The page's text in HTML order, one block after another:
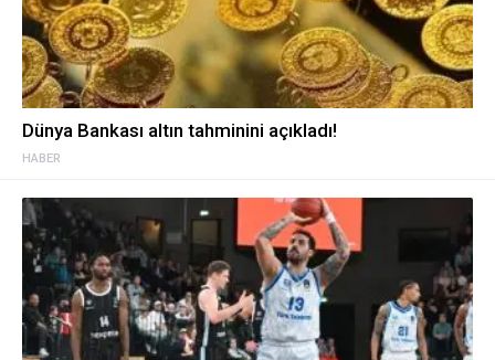
HABER
Dünya Bankası altın tahminini açıkladı!